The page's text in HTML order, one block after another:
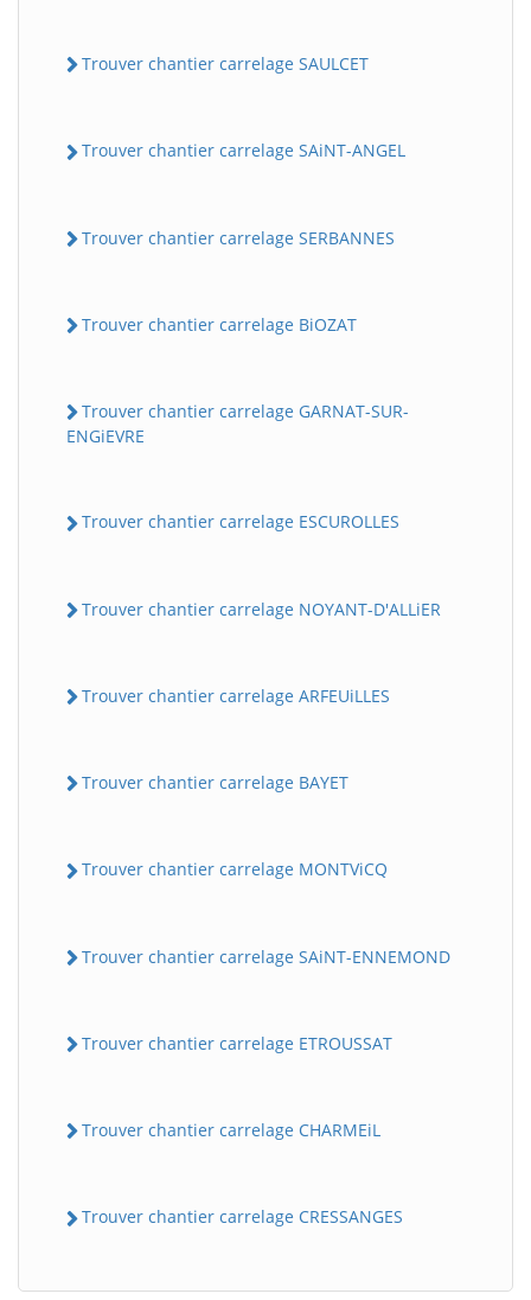
Trouver chantier carrelage SAULCET
Trouver chantier carrelage SAiNT-ANGEL
Trouver chantier carrelage SERBANNES
Trouver chantier carrelage BiOZAT
Trouver chantier carrelage GARNAT-SUR-
ENGiEVRE
Trouver chantier carrelage ESCUROLLES
Trouver chantier carrelage NOYANT-D'ALLiER
Trouver chantier carrelage ARFEUiLLES
Trouver chantier carrelage BAYET
Trouver chantier carrelage MONTViCQ
Trouver chantier carrelage SAiNT-ENNEMOND
Trouver chantier carrelage ETROUSSAT
Trouver chantier carrelage CHARMEiL
Trouver chantier carrelage CRESSANGES
BatiWebPro
BatiWebPro